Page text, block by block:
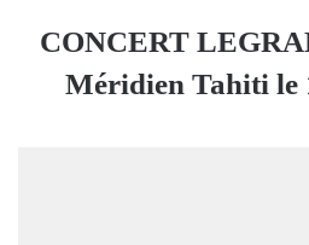
CONCERT
Méridien Tahiti le